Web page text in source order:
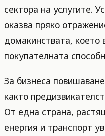
сектора на услугите.
оказва пряко
домакинствата, което
покупателната
За бизнеса
както
От една страна,
енергия и транспорт